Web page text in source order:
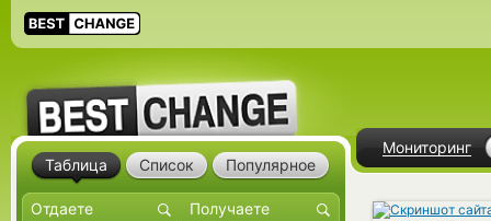
Мониторинг
Таблица Список Популярное